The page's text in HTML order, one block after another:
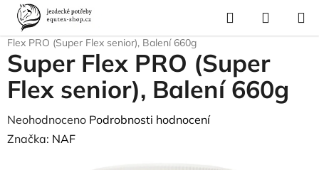
Přejít
obsah
Hledat
KOŠÍK
Domů
Krmivo a vitamíny
Flex PRO (Super Flex senior), Balení 660g
Super Flex PRO (Super
Flex senior), Balení 660g
Průměrné
hodnocení
Neohodnoceno Podrobnosti hodnocení
Značka: NAF